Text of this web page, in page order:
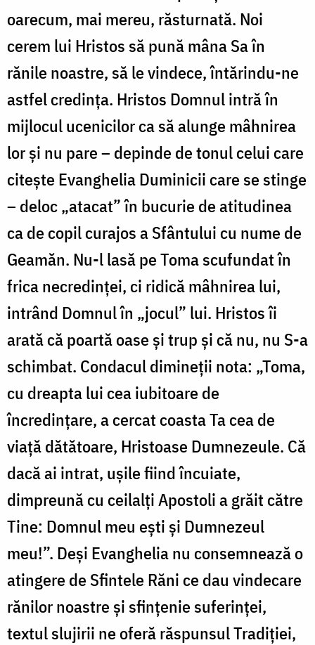
oarecum, mai mereu, răsturnată. Noi
cerem lui Hristos să pună mâna Sa în
rănile noastre, să le vindece, întărindu-ne
astfel credința. Hristos Domnul intră în
mijlocul ucenicilor ca să alunge mâhnirea
lor și nu pare – depinde de tonul celui care
citește Evanghelia Duminicii care se stinge
– deloc „atacat” în bucurie de atitudinea
ca de copil curajos a Sfântului cu nume de
Geamăn. Nu-l lasă pe Toma scufundat în
frica necredinței, ci ridică mâhnirea lui,
intrând Domnul în „jocul” lui. Hristos îi
arată că poartă oase și trup și că nu, nu S-a
schimbat. Condacul dimineții nota: „Toma,
cu dreapta lui cea iubitoare de
încredințare, a cercat coasta Ta cea de
viață dătătoare, Hristoase Dumnezeule. Că
dacă ai intrat, ușile fiind încuiate,
dimpreună cu ceilalți Apostoli a grăit către
Tine: Domnul meu ești și Dumnezeul
meu!”. Deși Evanghelia nu consemnează o
atingere de Sfintele Răni ce dau vindecare
rănilor noastre și sfințenie suferinței,
textul slujirii ne oferă răspunsul Tradiției,